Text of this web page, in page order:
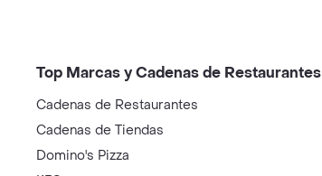
Top Marcas y Cadenas de Restaurantes
Cadenas de Restaurantes
Cadenas de Tiendas
Domino's Pizza